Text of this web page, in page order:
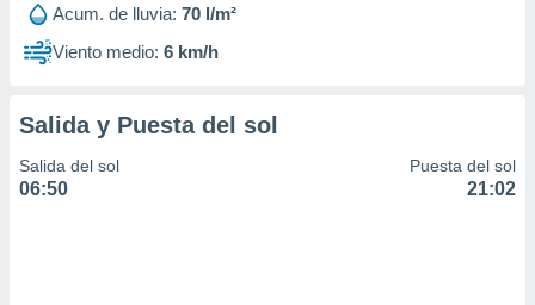
Acum. de lluvia: 70 l/m²
Viento medio: 6 km/h
Salida y Puesta del sol
Salida del sol
06:50
Puesta del sol
21:02